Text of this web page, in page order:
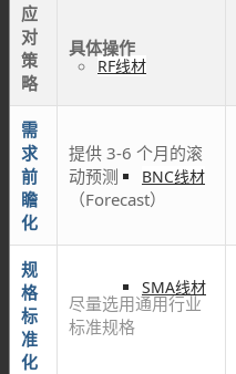
RF线材
BNC线材
SMA线材
应
对
策
略
具体操作
需
求
前
瞻
化
提供 3-6 个月的滚
动预测
（Forecast）
规
格
标
准
化
尽量选用通用行业
标准规格